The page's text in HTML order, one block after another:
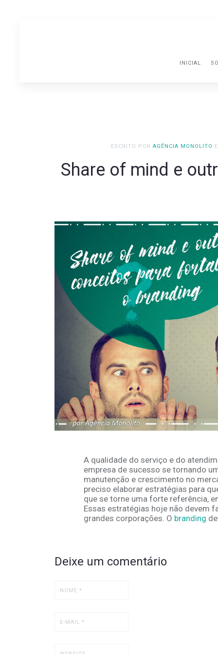
INICIAL
ESCRITO POR AGÊNCIA MONOLITO
Share of mind e
A qualidade do serviço e do
empresa de sucesso se tornando
manutenção e crescimento no
preciso elaborar estratégias para
que se torne uma forte referência,
Essas estratégias hoje não devem
grandes corporações. O branding
Deixe um comentário